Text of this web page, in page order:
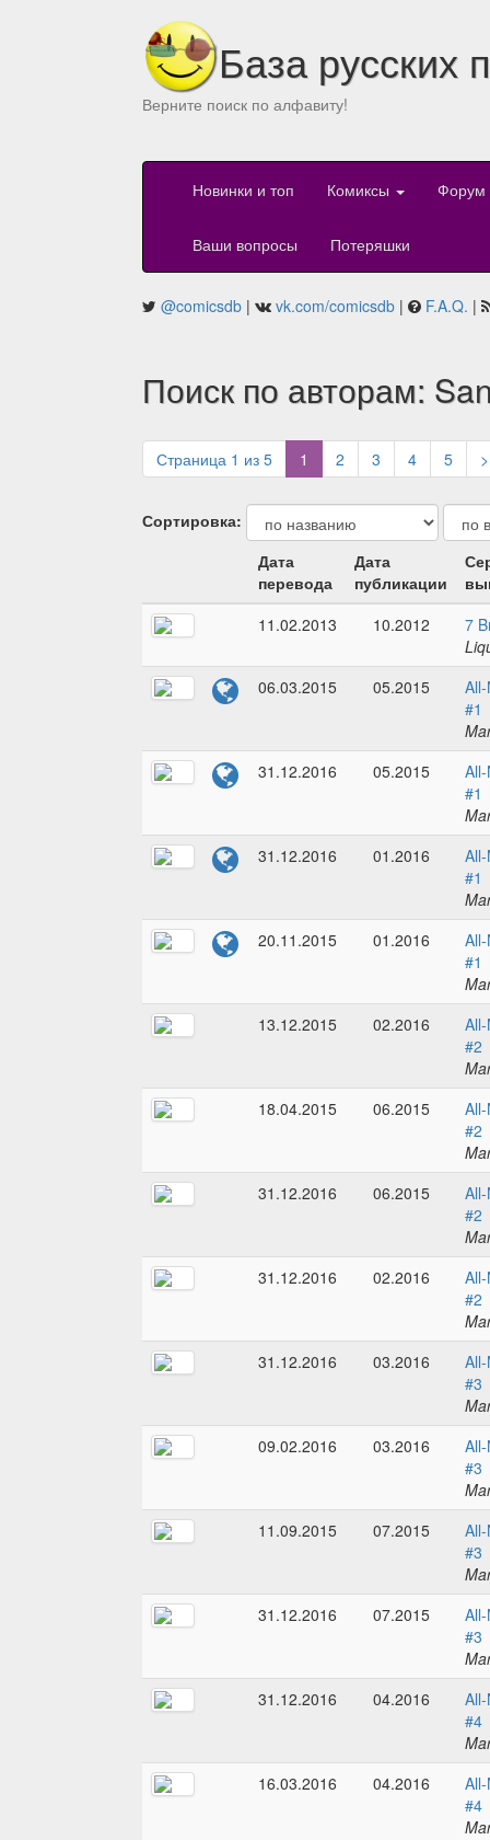
База русских
Верните поиск по алфавиту!
Новинки и топ Комиксы Форум
Ваши вопросы Потеряшки
@comicsdb | vk.com/comicsdb | F.A.Q. |
Поиск по авторам:
Страница 1 из 5 1 (current)
2 3 4 5 >
Сортировка:
Дата
перевода
Дата
публикации
11.02.2013
10.2012
7
06.03.2015
05.2015
#1
31.12.2016
05.2015
#1
31.12.2016
01.2016
#1
20.11.2015
01.2016
#1
13.12.2015
02.2016
#2
18.04.2015
06.2015
#2
31.12.2016
06.2015
#2
31.12.2016
02.2016
#2
31.12.2016
03.2016
#3
09.02.2016
03.2016
#3
11.09.2015
07.2015
#3
31.12.2016
07.2015
#3
31.12.2016
04.2016
#4
16.03.2016
04.2016
#4